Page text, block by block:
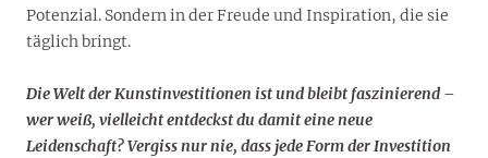
Potenzial. Sondern in der Freude und Inspiration, die sie
täglich bringt.
Die Welt der Kunstinvestitionen ist und bleibt faszinierend –
wer weiß, vielleicht entdeckst du damit eine neue
Leidenschaft? Vergiss nur nie, dass jede Form der Investition